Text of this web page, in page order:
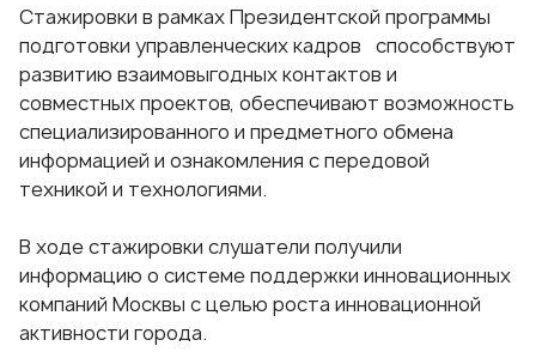
Стажировки в рамках Президентской программы
подготовки управленческих кадров способствуют
развитию взаимовыгодных контактов и
совместных проектов, обеспечивают возможность
специализированного и предметного обмена
информацией и ознакомления с передовой
техникой и технологиями.
В ходе стажировки слушатели получили
информацию о системе поддержки инновационных
компаний Москвы с целью роста инновационной
активности города.